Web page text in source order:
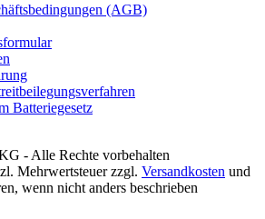
(AGB)
Batteriegesetz
- Alle Rechte vorbehalten
Mehrwertsteuer zzgl. Versandkosten und
wenn nicht anders beschrieben